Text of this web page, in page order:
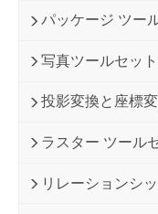
パッケージ ツー
写真ツールセット
投影変換と座標
ラスター ツール
リレーションシ